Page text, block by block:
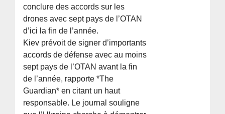
conclure des accords sur les
drones avec sept pays de l’OTAN
d’ici la fin de l’année.
Kiev prévoit de signer d’importants
accords de défense avec au moins
sept pays de l’OTAN avant la fin
de l’année, rapporte *The
Guardian* en citant un haut
responsable. Le journal souligne